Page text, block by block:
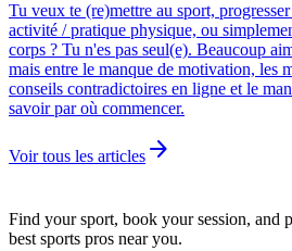
Tu veux te (re)mettre au sport,
activité / pratique physique, ou
corps ? Tu n'es pas seul(e). Beaucoup
mais entre le manque de motivation, les
conseils contradictoires en ligne et le
savoir par où commencer.
Voir tous les articles arrow_forward
Find your sport, book your session, and
best sports pros near you.